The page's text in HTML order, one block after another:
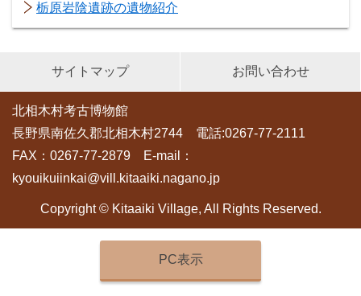
栃原岩陰遺跡の遺物紹介
サイトマップ お問い合わせ
北相木村考古博物館
長野県南佐久郡北相木村2744 電話:0267-77-2111
FAX：0267-77-2879 E-mail：
kyouikuiinkai@vill.kitaaiki.nagano.jp
Copyright © Kitaaiki Village, All Rights Reserved.
PC表示